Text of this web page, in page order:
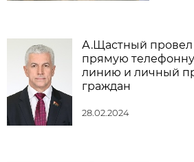
А.Щастный провел
прямую
линию и личный
граждан
28.02.2024